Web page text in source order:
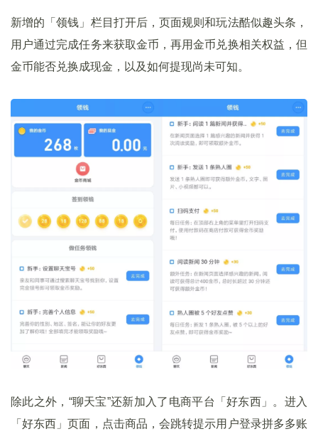
新增的「领钱」栏目打开后，页面规则和玩法酷似趣头条，
用户通过完成任务来获取金币，再用金币兑换相关权益，但
金币能否兑换成现金，以及如何提现尚未可知。
除此之外，“聊天宝”还新加入了电商平台「好东西」。进入
「好东西」页面，点击商品，会跳转提示用户登录拼多多账